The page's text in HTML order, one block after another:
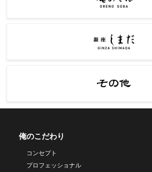
俺のこだわり
コンセプト
プロフェッショナル